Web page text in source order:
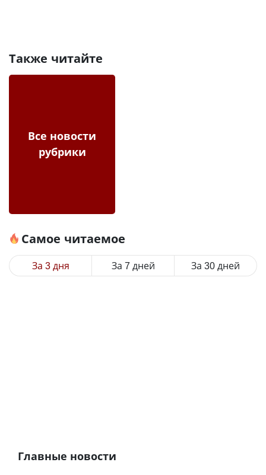
Также читайте
Все новости
рубрики
Самое читаемое
За 3 дня За 7 дней За 30 дней
Главные новости